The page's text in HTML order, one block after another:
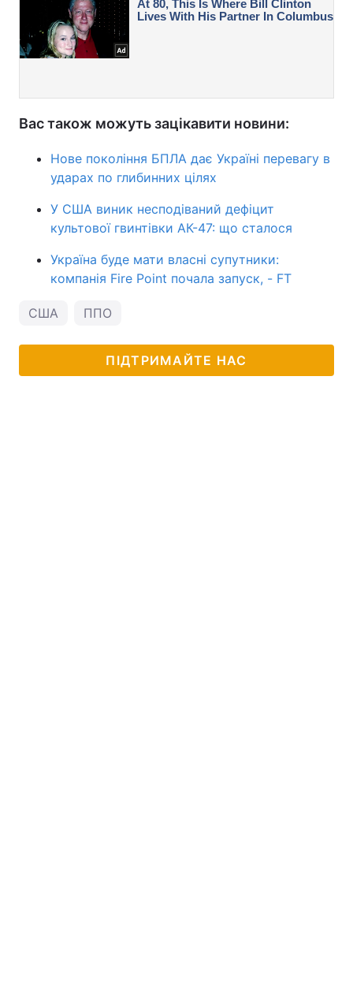
Вас також можуть зацікавити новини:
Нове покоління БПЛА дає Україні перевагу в
ударах по глибинних цілях
У США виник несподіваний дефіцит
культової гвинтівки АК-47: що сталося
Україна буде мати власні супутники:
компанія Fire Point почала запуск, - FT
США ППО
ПІДТРИМАЙТЕ НАС